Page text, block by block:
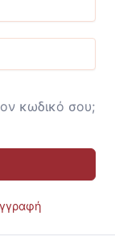
κωδικό σου;